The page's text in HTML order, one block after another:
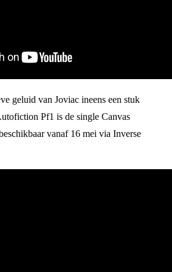
geluid van Joviac ineens een stuk
Pf1 is de single Canvas
vanaf 16 mei via Inverse